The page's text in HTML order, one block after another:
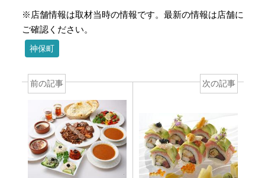
※店舗情報は取材当時の情報です。最新の情報は店舗に
ご確認ください。
神保町
前の記事 次の記事